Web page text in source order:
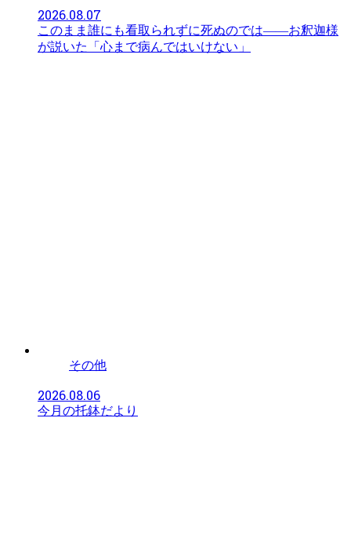
2026.08.07
このまま誰にも看取られずに死ぬのでは——お釈迦様
が説いた「心まで病んではいけない」
その他
2026.08.06
今月の托鉢だより